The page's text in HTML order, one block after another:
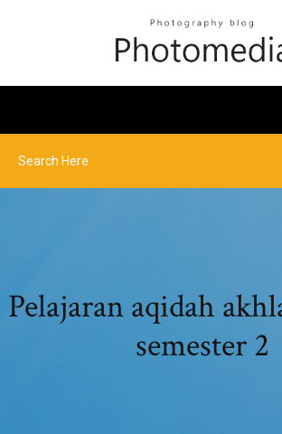
Pelajaran aqidah
semester 2